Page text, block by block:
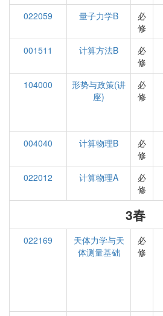
022059
量子力学B
必
修
001511
计算方法B
必
修
104000
形势与政策(讲
座)
必
修
004040
计算物理B
必
修
022012
计算物理A
必
修
3春
022169
天体力学与天
体测量基础
必
修